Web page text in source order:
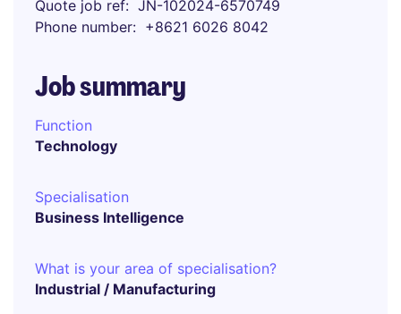
Quote job ref
JN-102024-6570749
Phone number
+8621 6026 8042
Job summary
Function
Technology
Specialisation
Business Intelligence
What is your area of specialisation?
Industrial / Manufacturing